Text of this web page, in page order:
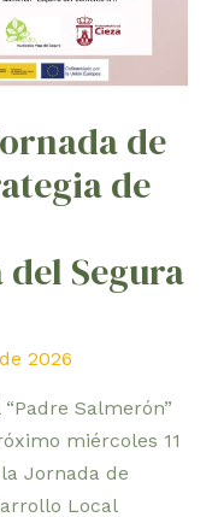
de
de
Segura
2026
Salmerón”
miércoles 11
Jornada de
Local